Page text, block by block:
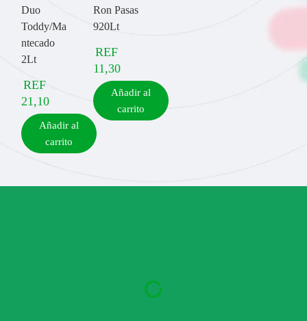
Duo
Toddy/Ma
ntecado
2Lt
REF
21,10
Añadir al
carrito
Ron Pasas
920Lt
REF
11,30
Añadir al
carrito